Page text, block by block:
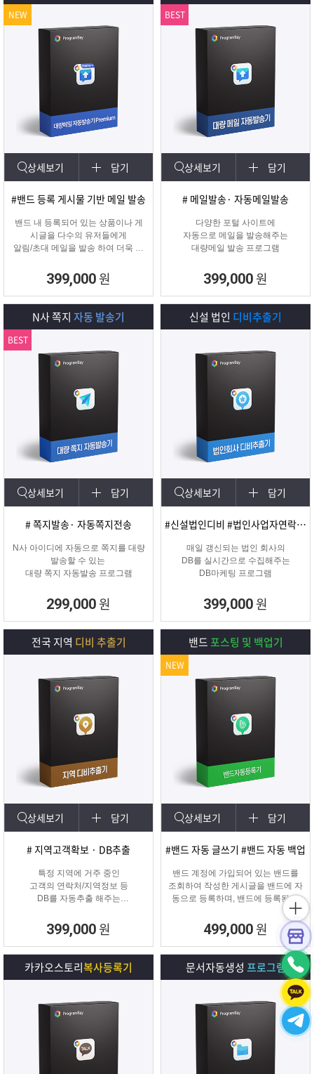
상세보기 담기
#밴드 등록 게시물 기반 메일 발송
밴드 내 등록되어 있는 상품이나 게
시글을 다수의 유저들에게
알림/초대 메일을 발송 하여 더욱 효
프로그램입니다.
399,000 원
NEW
상세보기 담기
# 메일발송· 자동메일발송
다양한 포털 사이트에
자동으로 메일을 발송해주는
대량메일 발송 프로그램
399,000 원
BEST
N사 쪽지 자동 발송기
상세보기 담기
# 쪽지발송· 자동쪽지전송
N사 아이디에 자동으로 쪽지를 대량
발송할 수 있는
대량 쪽지 자동발송 프로그램
299,000 원
BEST
신설 법인 디비추출기
상세보기 담기
#신설법인디비 #법인사업자연락처 #신규법인
매일 갱신되는 법인 회사의
DB를 실시간으로 수집해주는
DB마케팅 프로그램
399,000 원
전국 지역 디비 추출기
상세보기 담기
# 지역고객확보 · DB추출
특정 지역에 거주 중인
고객의 연락처/지역정보 등
DB를 자동추출 해주는
399,000 원
밴드포스팅 및 백업기
상세보기 담기
#밴드 자동 글쓰기 #밴드 자동 백업
밴드 계정에 가입되어 있는 밴드를
조회하여 작성한 게시글을 밴드에 자
동으로 등록하며, 밴드에 등록된 게
시물을 백업하여 파일로 저장하거나
다른 계정의 밴드에 자동으로 글을
복사할 수 있는 프로그램입니다.
499,000 원
NEW
카카오스토리복사등록기 문서자동생성 프로그램